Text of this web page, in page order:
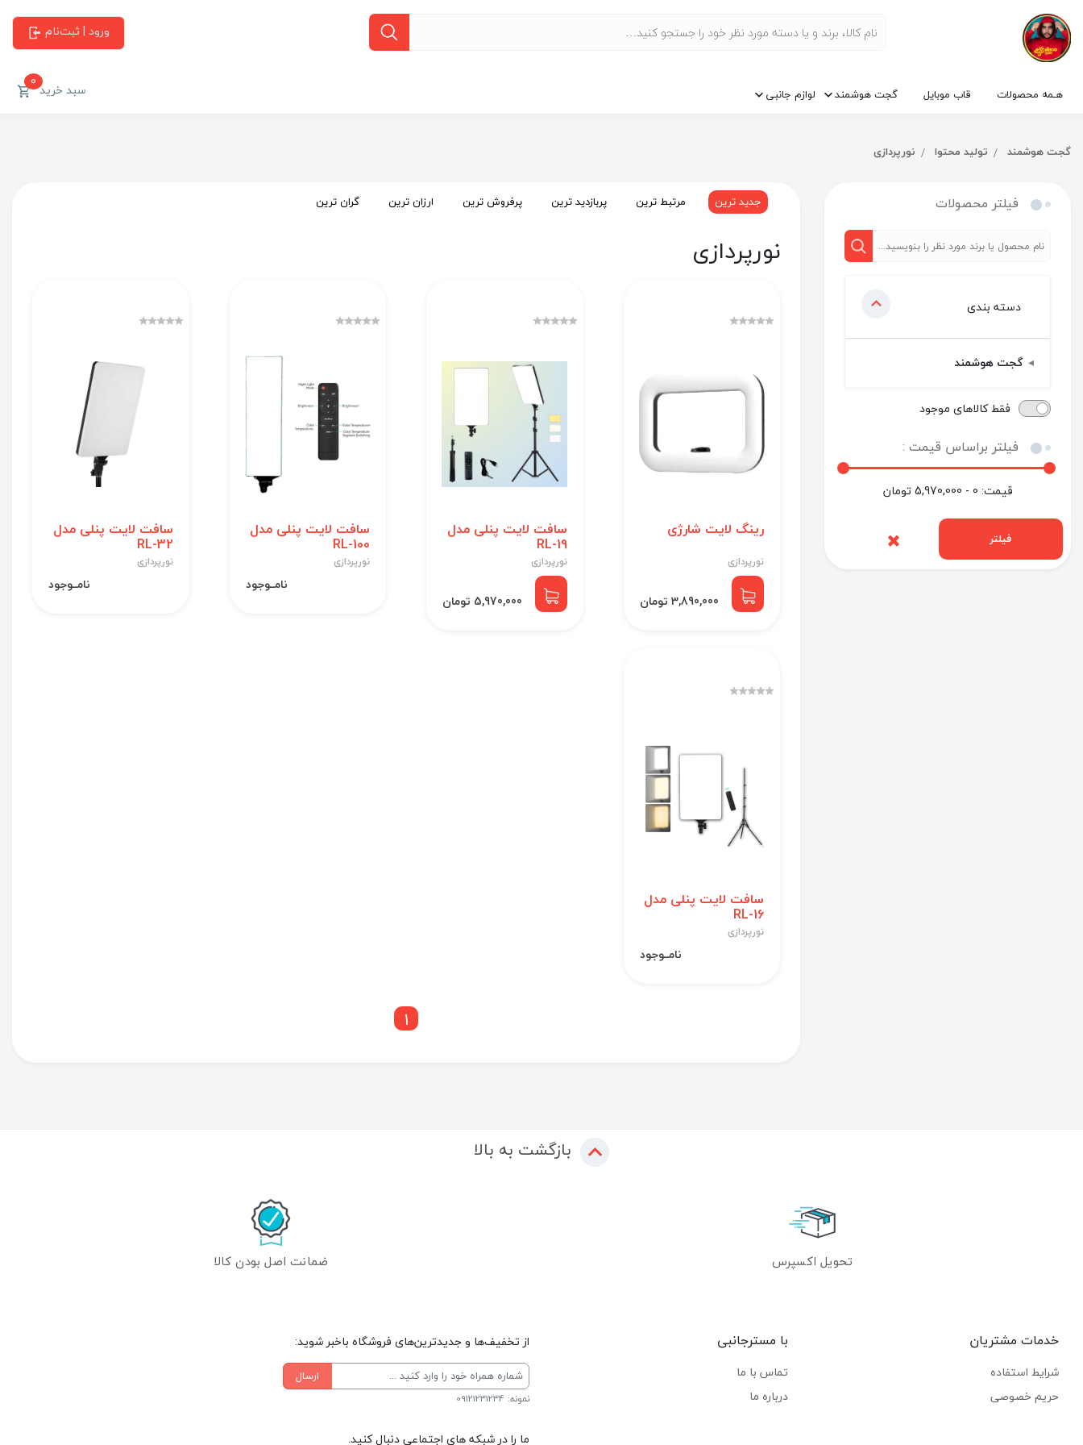
ورود | ثبت‌نام
هـمه محصولات قاب موبایل گجت هوشمند لوازم جانبی سبد خرید0
گجت هوشمند تولید محتوا نورپردازی
فیلتر محصولات
دسته بندی
گجت هوشمند
فقط کالاهای موجود
فیلتر براساس قیمت :
قیمت: 0 - 5,970,000 تومان
فیلتر
جدید ترین مرتبط ترین پربازدید ترین پرفروش ترین ارزان ترین گران ترین
نورپردازی
رینگ لایت شارژی
نورپردازی
3,890,000 تومان
سافت لایت پنلی مدل
RL-19
نورپردازی
5,970,000 تومان
سافت لایت پنلی مدل
RL-100
نورپردازی
نامــوجود
سافت لایت پنلی مدل
RL-32
نورپردازی
نامــوجود
سافت لایت پنلی مدل
RL-16
نورپردازی
نامــوجود
1
بازگشت به بالا
تحویل اکسپرس ضمانت اصل بودن کالا
خدمات مشتریان
شرایط استفاده
حریم خصوصی
با مسترجانبی
تماس با ما
درباره ما
از تخفیف‌ها و جدیدترین‌های فروشگاه باخبر شوید:
ارسال
نمونه: 09121231234
ما را در شبکه های اجتماعی دنبال کنید.